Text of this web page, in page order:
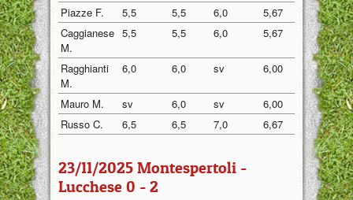
Piazze F. 5,5 5,5 6,0
5,67
Caggianese
M.
5,5 5,5 6,0 5,67
Ragghianti
M.
6,0 6,0 sv 6,00
Mauro M. sv 6,0 sv
6,00
Russo C.
6,5 6,5 7,0 6,67
23/11/2025 Montespertoli -
Lucchese 0 - 2